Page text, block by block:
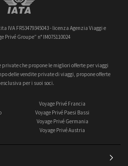
IVA FR53479345043 - licenza Agenzia Viaggi e
Privé Groupe” n° IM075110024
private che propone le migliori offerte per viaggi
delle vendite private di viaggi, propone offerte
per i suoi soci.
Voyage Privé Francia
Voyage Privé Paesi Bassi
Voyage Privé Germania
Voyage Privé Austria